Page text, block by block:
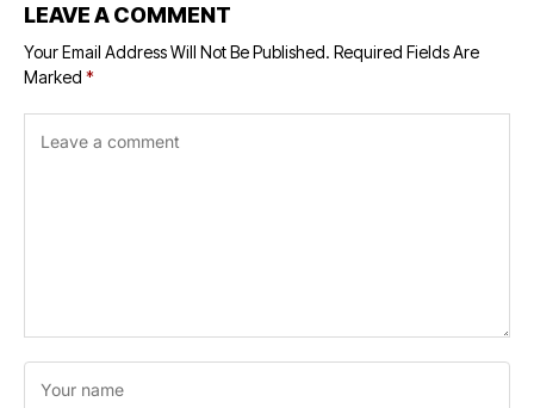
LEAVE A COMMENT
Your Email Address Will Not Be Published. Required Fields Are
Marked *